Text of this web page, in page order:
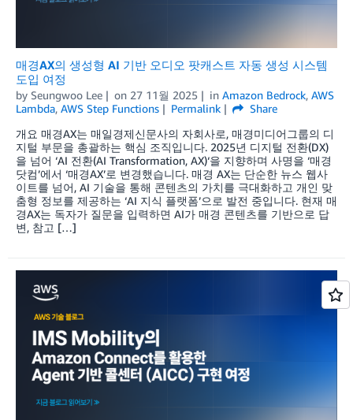
매경AX의 생성형 AI 기반 오디오 팟캐스트 자동 생성 시스템
도입 여정
by Seungwoo Lee on 27 11월 2025 in Amazon Bedrock, AWS
Lambda, AWS Step Functions Permalink
Share
개요 매경AX는 매일경제신문사의 자회사로, 매경미디어그룹의 디
지털 부문을 총괄하는 핵심 조직입니다. 2025년 디지털 전환(DX)
을 넘어 ‘AI 전환(AI Transformation, AX)‘을 지향하며 사명을 ‘매경
닷컴’에서 ‘매경AX’로 변경했습니다. 매경 AX는 단순한 뉴스 웹사
이트를 넘어, AI 기술을 통해 콘텐츠의 가치를 극대화하고 개인 맞
춤형 정보를 제공하는 ‘AI 지식 플랫폼’으로 발전 중입니다. 현재 매
경AX는 독자가 질문을 입력하면 AI가 매경 콘텐츠를 기반으로 답
변, 참고 […]